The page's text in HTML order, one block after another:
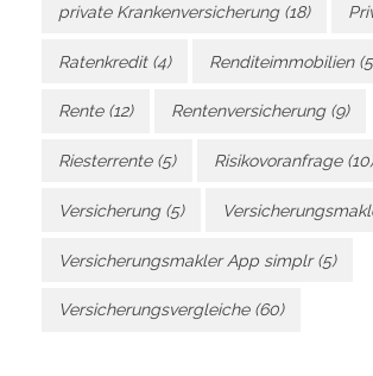
private Krankenversicherung(18)
Ratenkredit(4) Renditeimmobilien
Rente(12) Rentenversicherung(9)
Riesterrente(5) Risikovoranfrage(10)
Versicherung(5)
Versicherungsmakler App simplr(5)
Versicherungsvergleiche(60)